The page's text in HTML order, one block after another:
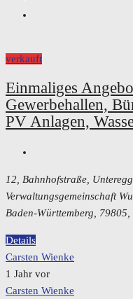
verkauft
Einmaliges
Gewerbehallen,
PV Anlagen,
12, Bahnhofstraße,
Verwaltungsgemeinschaft
Baden-Württemberg,
Details
Carsten Wienke
1 Jahr vor
Carsten Wienke